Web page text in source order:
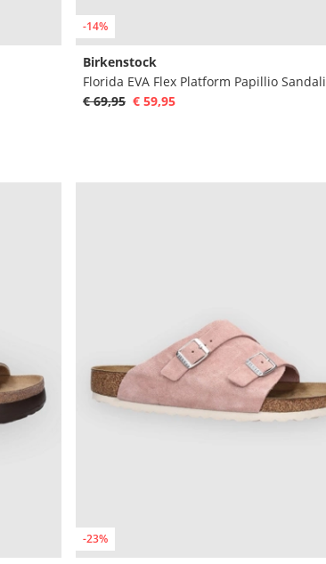
-14%
Birkenstock
Florida EVA Flex Platform Papillio Sandali
€ 69,95 € 59,95
-23%